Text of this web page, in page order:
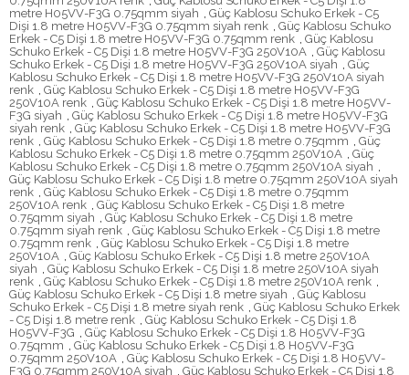
metre H05VV-F3G 0.75qmm siyah
Güç Kablosu Schuko Erkek - C5
Dişi 1.8 metre H05VV-F3G 0.75qmm siyah renk
Güç Kablosu Schuko
Erkek - C5 Dişi 1.8 metre H05VV-F3G 0.75qmm renk
Güç Kablosu
Schuko Erkek - C5 Dişi 1.8 metre H05VV-F3G 250V10A
Güç Kablosu
Schuko Erkek - C5 Dişi 1.8 metre H05VV-F3G 250V10A siyah
Güç
Kablosu Schuko Erkek - C5 Dişi 1.8 metre H05VV-F3G 250V10A siyah
renk
Güç Kablosu Schuko Erkek - C5 Dişi 1.8 metre H05VV-F3G
250V10A renk
Güç Kablosu Schuko Erkek - C5 Dişi 1.8 metre H05VV-
F3G siyah
Güç Kablosu Schuko Erkek - C5 Dişi 1.8 metre H05VV-F3G
siyah renk
Güç Kablosu Schuko Erkek - C5 Dişi 1.8 metre H05VV-F3G
renk
Güç Kablosu Schuko Erkek - C5 Dişi 1.8 metre 0.75qmm
Güç
Kablosu Schuko Erkek - C5 Dişi 1.8 metre 0.75qmm 250V10A
Güç
Kablosu Schuko Erkek - C5 Dişi 1.8 metre 0.75qmm 250V10A siyah
Güç Kablosu Schuko Erkek - C5 Dişi 1.8 metre 0.75qmm 250V10A siyah
renk
Güç Kablosu Schuko Erkek - C5 Dişi 1.8 metre 0.75qmm
250V10A renk
Güç Kablosu Schuko Erkek - C5 Dişi 1.8 metre
0.75qmm siyah
Güç Kablosu Schuko Erkek - C5 Dişi 1.8 metre
0.75qmm siyah renk
Güç Kablosu Schuko Erkek - C5 Dişi 1.8 metre
0.75qmm renk
Güç Kablosu Schuko Erkek - C5 Dişi 1.8 metre
250V10A
Güç Kablosu Schuko Erkek - C5 Dişi 1.8 metre 250V10A
siyah
Güç Kablosu Schuko Erkek - C5 Dişi 1.8 metre 250V10A siyah
renk
Güç Kablosu Schuko Erkek - C5 Dişi 1.8 metre 250V10A renk
Güç Kablosu Schuko Erkek - C5 Dişi 1.8 metre siyah
Güç Kablosu
Schuko Erkek - C5 Dişi 1.8 metre siyah renk
Güç Kablosu Schuko Erkek
- C5 Dişi 1.8 metre renk
Güç Kablosu Schuko Erkek - C5 Dişi 1.8
H05VV-F3G
Güç Kablosu Schuko Erkek - C5 Dişi 1.8 H05VV-F3G
0.75qmm
Güç Kablosu Schuko Erkek - C5 Dişi 1.8 H05VV-F3G
0.75qmm 250V10A
Güç Kablosu Schuko Erkek - C5 Dişi 1.8 H05VV-
F3G 0.75qmm 250V10A siyah
Güç Kablosu Schuko Erkek - C5 Dişi 1.8